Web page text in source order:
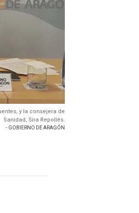
y la consejera de
Sanidad, Sira Repollés.
- GOBIERNO DE ARAGÓN